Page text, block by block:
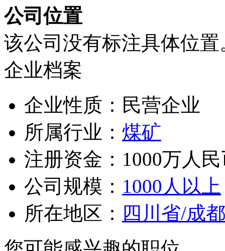
公司位置
该公司没有标注具体位置
企业档案
企业性质：民营企业
所属行业： 煤矿
注册资金：1000万人
公司规模： 1000人以上
所在地区： 四川省/成